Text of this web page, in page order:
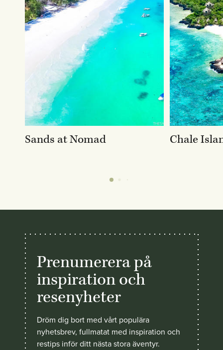
Sands at Nomad Chale
Prenumerera på
inspiration och
resenyheter
Dröm dig bort med vårt populära
nyhetsbrev, fullmatat med inspiration och
restips inför ditt nästa stora äventyr.